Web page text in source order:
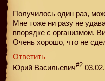
Получилось один раз,
Мне тоже ни разу не
впорядке с организмом.
Очень хорошо, что не
Ответить
Юрий Васильевич#2